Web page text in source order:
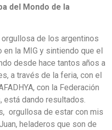
del Mondo de la
de los argentinos
la MIG y sintiendo que el
desde hace tantos años a
a través de la feria, con el
con la Federación
está dando resultados.
orgullosa de estar con mis
heladeros que son de